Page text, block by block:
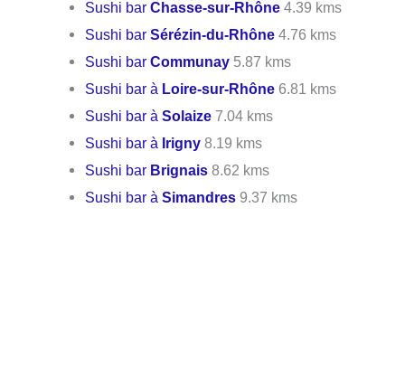
Sushi barChasse-sur-Rhône 4.39 kms
Sushi barSérézin-du-Rhône 4.76 kms
Sushi barCommunay 5.87 kms
Sushi bar à Loire-sur-Rhône 6.81 kms
Sushi bar àSolaize 7.04 kms
Sushi bar à Irigny 8.19 kms
Sushi bar Brignais 8.62 kms
Sushi bar àSimandres 9.37 kms